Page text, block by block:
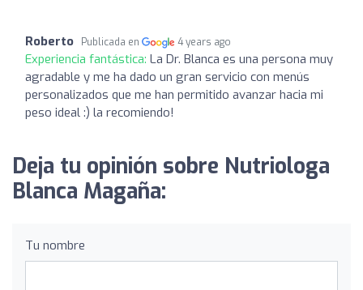
Roberto Publicada en 4 years ago
Experiencia fantástica: La Dr. Blanca es una persona muy
agradable y me ha dado un gran servicio con menús
personalizados que me han permitido avanzar hacia mi
peso ideal :) la recomiendo!
Deja tu opinión sobre Nutriologa
Blanca Magaña:
Tu nombre